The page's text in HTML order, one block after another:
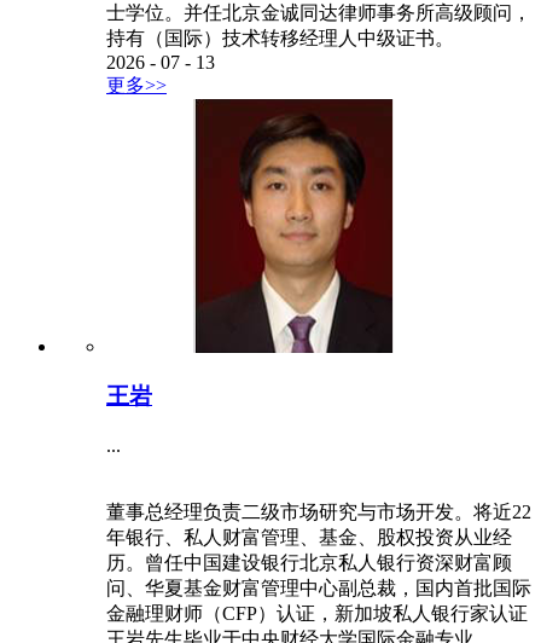
士学位。并任北京金诚同达律师事务所高级顾问，
持有（国际）技术转移经理人中级证书。
2026 - 07 - 13
更多>>
王岩
...
董事总经理负责二级市场研究与市场开发。将近22
年银行、私人财富管理、基金、股权投资从业经
历。曾任中国建设银行北京私人银行资深财富顾
问、华夏基金财富管理中心副总裁，国内首批国际
金融理财师（CFP）认证，新加坡私人银行家认证
王岩先生毕业于中央财经大学国际金融专业